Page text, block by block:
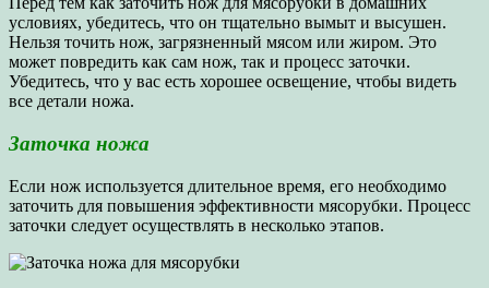
условиях, убедитесь, что он тщательно вымыт и высушен.
Нельзя точить нож, загрязненный мясом или жиром. Это
может повредить как сам нож, так и процесс заточки.
Убедитесь, что у вас есть хорошее освещение, чтобы видеть
все детали ножа.
Заточка ножа
Если нож используется длительное время, его необходимо
заточить для повышения эффективности мясорубки. Процесс
заточки следует осуществлять в несколько этапов.